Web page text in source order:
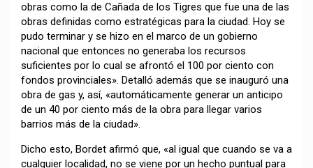
obras como la de Cañada de los Tigres que fue una de las
obras definidas como estratégicas para la ciudad. Hoy se
pudo terminar y se hizo en el marco de un gobierno
nacional que entonces no generaba los recursos
suficientes por lo cual se afrontó el 100 por ciento con
fondos provinciales». Detalló además que se inauguró una
obra de gas y, así, «automáticamente generar un anticipo
de un 40 por ciento más de la obra para llegar varios
barrios más de la ciudad».
Dicho esto, Bordet afirmó que, «al igual que cuando se va a
cualquier localidad, no se viene por un hecho puntual para